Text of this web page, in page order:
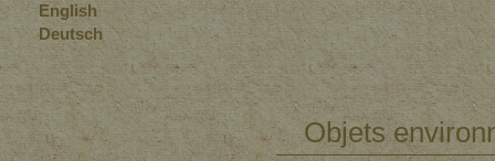
Objets
English
Deutsch